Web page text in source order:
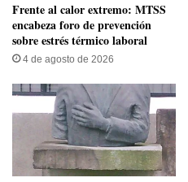
Frente al calor extremo: MTSS
encabeza foro de prevención
sobre estrés térmico laboral
4 de agosto de 2026